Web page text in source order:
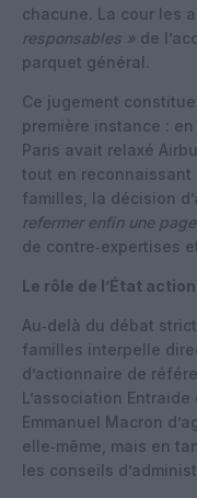
chacune. La cour les
responsables » de
parquet général.
Ce jugement
première instance :
Paris avait relaxé
tout en reconnaissant
familles, la décision
refermer enfin une
de contre‑expertises
Le rôle de l’État
Au‑delà du débat
familles interpelle
d’actionnaire de
L’association
Emmanuel Macron
elle‑même, mais en
les conseils